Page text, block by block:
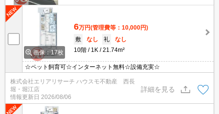
画像：17枚
6万円(管理費等：10,000円)
敷
なし 礼
なし
10階
1K 21.74m²
☆ペット飼育可☆インターネット無料☆設備充実☆
株式会社エリアリサーチ ハウスモ不動産 西長
堀・堀江店
情報更新日 2026/08/06
詳細を見る